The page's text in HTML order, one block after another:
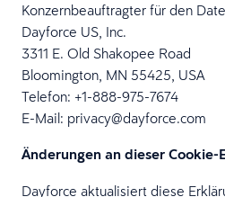
Konzernbeauftragter für den
Dayforce US, Inc.
3311 E. Old Shakopee Road
Bloomington, MN 55425, USA
Telefon: +1-888-975-7674
E-Mail: privacy@dayforce.com
Änderungen an dieser Cookie-
Dayforce aktualisiert diese